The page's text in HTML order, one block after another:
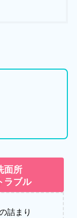
面所
ラブル
詰まり